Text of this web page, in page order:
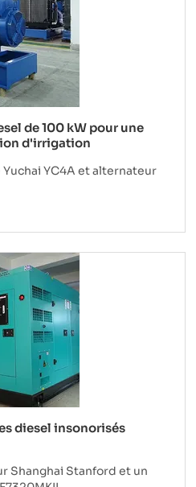
de 100 kW pour une
d'irrigation
YC4A et alternateur
diesel insonorisés
Shanghai Stanford et un